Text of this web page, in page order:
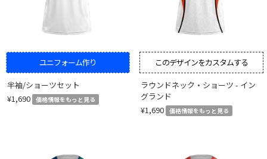
ユニフォーム作り
半袖/ショーツセット
¥1,690
価格情報をもっと見る
このデザインをカスタムする
ラウンドネック・ショーツ - イン
グランド
¥1,690
価格情報をもっと見る